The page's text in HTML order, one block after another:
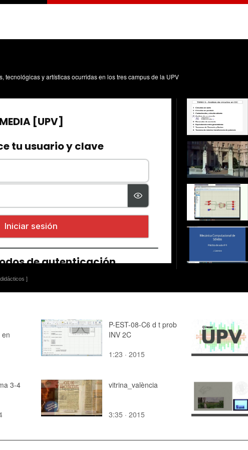
tecnológicas y artísticas ocurridas en los tres campus de la UPV
]
P-EST-08-C6 d t prob
INV 2C
1:23 · 2015
3-4 vitrina_valència
3:35 · 2015